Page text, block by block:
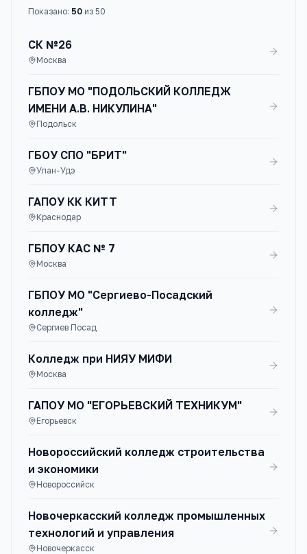
Показано: 50 из 50
СК №26
Москва
ГБПОУ МО "ПОДОЛЬСКИЙ КОЛЛЕДЖ
ИМЕНИ А.В. НИКУЛИНА"
Подольск
ГБОУ СПО "БРИТ"
Улан-Удэ
ГАПОУ КК КИТТ
Краснодар
ГБПОУ КАС № 7
Москва
ГБПОУ МО "Сергиево-Посадский
колледж"
Сергиев Посад
Колледж при НИЯУ МИФИ
Москва
ГАПОУ МО "ЕГОРЬЕВСКИЙ ТЕХНИКУМ"
Егорьевск
Новороссийский колледж строительства
и экономики
Новороссийск
Новочеркасский колледж промышленных
технологий и управления
Новочеркасск